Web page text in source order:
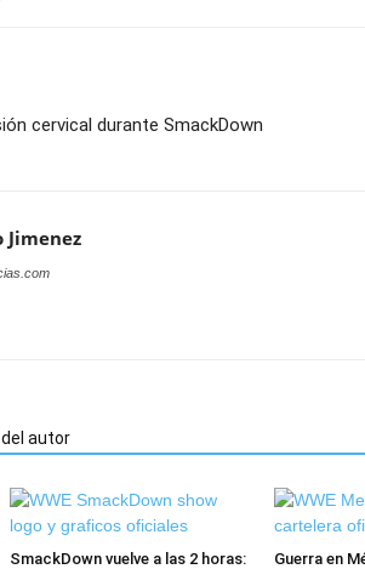
cervical durante SmackDown
autor
SmackDown vuelve a las 2 horas:
Guerra en